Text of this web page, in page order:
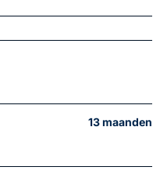
13 maanden